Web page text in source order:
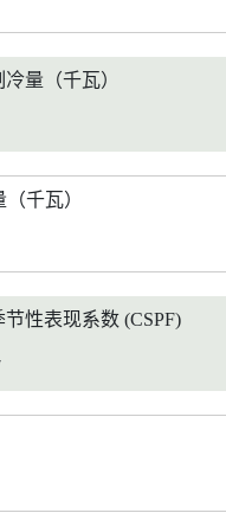
量（千瓦）
千瓦）
节性表现系数 (CSPF)